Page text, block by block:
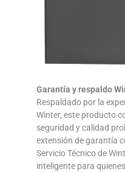
Garantía y respaldo
Respaldado por la
Winter, este producto
seguridad y calidad
extensión de garantía
Servicio Técnico de
inteligente para